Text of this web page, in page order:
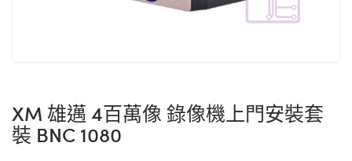
XM 雄邁 4百萬像 錄像機上門安裝套
裝 BNC 1080